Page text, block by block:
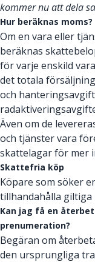
kommer nu att dela
Hur beräknas moms?
Om en vara eller
beräknas
för varje enskild
det totala
och
Även om de
och tjänster vara
skattelagar för mer
Skattefria köp
Köpare som söker
tillhandahålla giltiga
Kan jag få en
prenumeration?
Begäran om
den ursprungliga